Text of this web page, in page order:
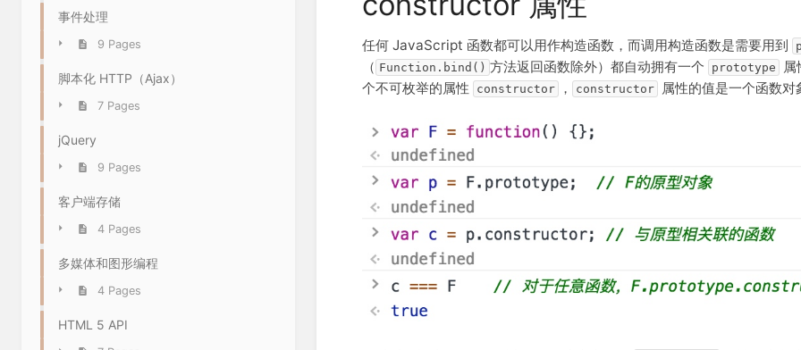
事件处理
9 Pages
脚本化 HTTP（Ajax）
7 Pages
jQuery
9 Pages
客户端存储
4 Pages
多媒体和图形编程
4 Pages
HTML 5 API
任何 JavaScript 函数都可以用作构造函数，而调用构造函数是需要用到
（ Function.bind() 方法返回函数除外）都自动拥有一个 prototype
个不可枚举的属性
constructor ， constructor 属性的值是一个函数对